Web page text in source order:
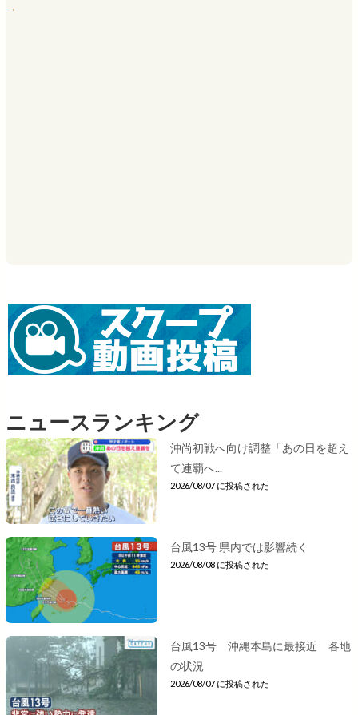
→
ニュースランキング
沖尚初戦へ向け調整「あの日を超え
て連覇へ...
2026/08/07 に投稿された
台風13号 県内では影響続く
2026/08/08 に投稿された
台風13号 沖縄本島に最接近 各地
の状況
2026/08/07 に投稿された